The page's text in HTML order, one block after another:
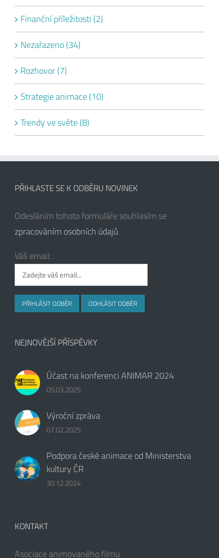
Finanční příležitosti (2)
Nezařazeno (34)
Rozhovor (7)
Strategie animace (10)
Trendy ve světe (8)
PŘIHLASTE SE K ODBĚRU NOVINEK
Odesláním tohoto formuláře souhlasím se
zpracováním osobních údajů.
Váš email:
NEJNOVĚJŠÍ PŘÍSPĚVKY
Účast na konferenci ANIMAR 2024
05.03.2025
Výroční zpráva
07.02.2025
Podpora české animace od Ministerstva
kultury ČR
30.12.2024
KONTAKT
Asociace animovaného filmu